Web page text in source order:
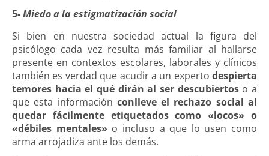
5-Miedo a la estigmatización social
Si bien en nuestra sociedad actual la figura del
psicólogo cada vez resulta más familiar al hallarse
presente en contextos escolares, laborales y clínicos
también es verdad que acudir a un experto despierta
temores hacia el qué dirán al ser descubiertoso a
que esta información conlleve el rechazo social al
quedar fácilmente etiquetados como «locos» o
«débiles mentales» o incluso a que lo usen como
arma arrojadiza ante los demás.